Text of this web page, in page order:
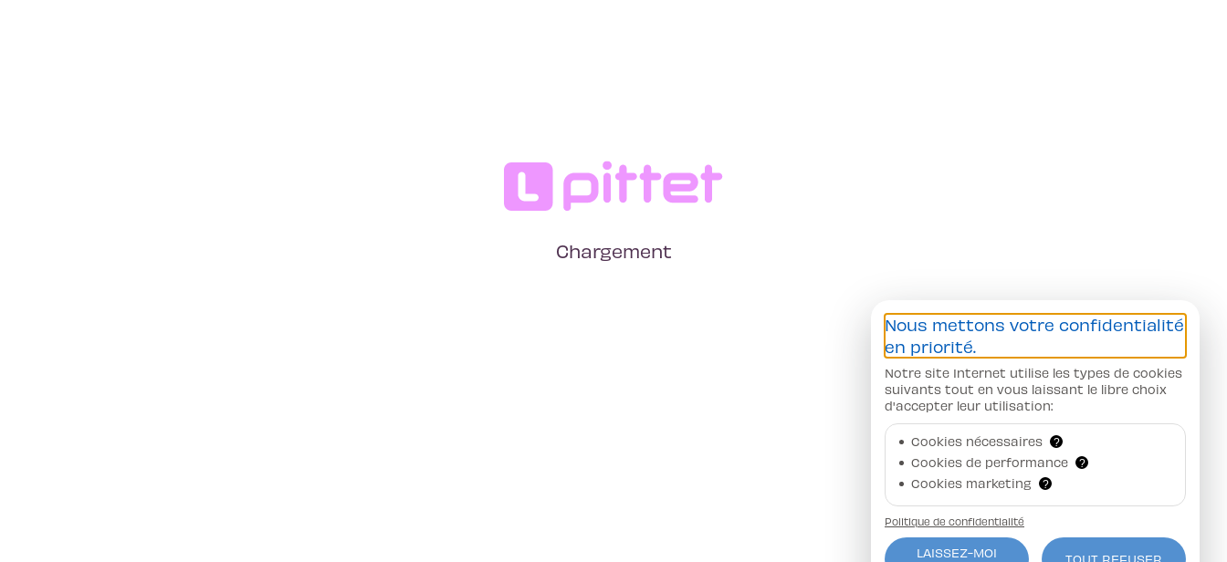
Chargement
Nous mettons votre confidentialité
en priorité.
Notre site Internet utilise les types de cookies
suivants tout en vous laissant le libre choix
d'accepter leur utilisation:
Cookies nécessaires ?
Cookies de performance ?
Cookies marketing ?
Politique de confidentialité
LAISSEZ-MOI
TOUT REFUSER